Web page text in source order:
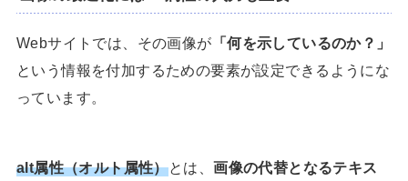
Webサイトでは、その画像が 「何を示しているのか？」
という情報を付加するための要素が設定できるようにな
っています。
alt属性（オルト属性）とは、画像の代替となるテキス